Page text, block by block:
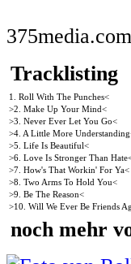
375media.com
Tracklisting
1. Roll With The Punches<
>2. Make Up Your Mind<
>3. Never Ever Let You Go<
>4. A Little More
>5. Life Is Beautiful<
>6. Love Is Stronger Than
>7. How's That Workin' For Ya<
>8. Two Arms To Hold You<
>9. Be The Reason<
>10. Will We Ever Be Friends
noch mehr